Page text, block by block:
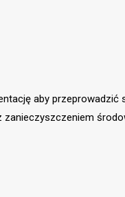
aby przeprowadzić
zanieczyszczeniem